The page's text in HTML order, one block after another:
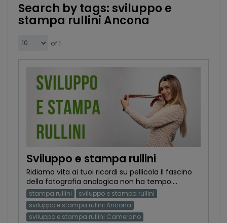
Search by tags: sviluppo e
stampa rullini Ancona
of 1
Sviluppo e stampa rullini
Ridiamo vita ai tuoi ricordi su pellicola Il fascino
della fotografia analogica non ha tempo....
stampa rullini
sviluppo e stampa rullini
sviluppo e stampa rullini Ancona
sviluppo e stampa rullini Camerano